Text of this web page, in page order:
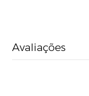
Avaliações